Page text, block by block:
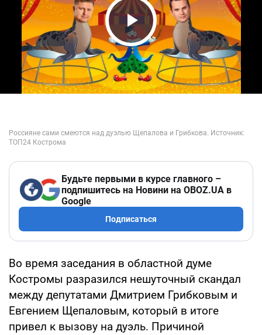
Play Video
Будьте первыми в курсе главного –
подпишитесь на Новини на OBOZ.UA в
Google
Подписаться
Во время заседания в областной думе
Костромы разразился нешуточный скандал
между депутатами Дмитрием Грибковым и
Евгением Щепаловым, который в итоге
привел к вызову на дуэль. Причиной